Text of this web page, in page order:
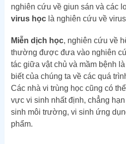
nghiên cứu về giun sán và các
virus họclà nghiên cứu về
Miễn dịch học, nghiên cứu về
thường được đưa vào nghiên
tác giữa vật chủ và mầm bệnh
biết của chúng ta về các quá
Các nhà vi trùng học cũng có
vực vi sinh nhất định, chẳng
sinh môi trường, vi sinh ứng
phẩm.